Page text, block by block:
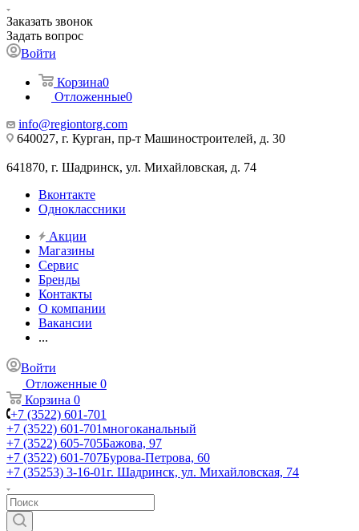
Заказать звонок
Задать вопрос
Войти
Корзина0
Отложенные0
info@regiontorg.com
640027, г. Курган, пр-т Машиностроителей, д. 30
641870, г. Шадринск, ул. Михайловская, д. 74
Вконтакте
Одноклассники
Акции
Магазины
Сервис
Бренды
Контакты
О компании
Вакансии
...
Войти
Отложенные 0
Корзина 0
+7 (3522) 601-701
+7 (3522) 601-701многоканальный
+7 (3522) 605-705Бажова, 97
+7 (3522) 601-707Бурова-Петрова, 60
+7 (35253) 3-16-01г. Шадринск, ул. Михайловская, 74